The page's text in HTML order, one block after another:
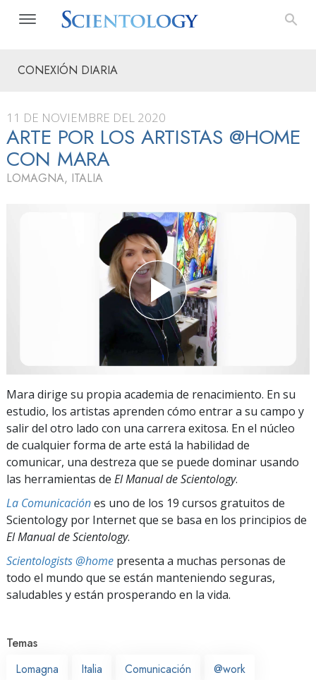
CONEXIÓN DIARIA
11 DE NOVIEMBRE DEL 2020
ARTE POR LOS ARTISTAS @HOME
CON MARA
LOMAGNA, ITALIA
Mara dirige su propia academia de renacimiento. En su
estudio, los artistas aprenden cómo entrar a su campo y
salir del otro lado con una carrera exitosa. En el núcleo
de cualquier forma de arte está la habilidad de
comunicar, una destreza que se puede dominar usando
las herramientas de El Manual de Scientology.
La Comunicaciónes uno de los 19 cursos gratuitos de
Scientology por Internet que se basa en los principios de
El Manual de Scientology.
Scientologists @home presenta a muchas personas de
todo el mundo que se están manteniendo seguras,
saludables y están prosperando en la vida.
Temas
Lomagna
Italia Comunicación @work